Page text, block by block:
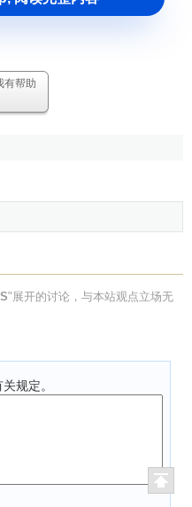
目形式的多样性、学院
互相借鉴优秀的实践经验
行评估认证。它不仅对学
有部门进行评估，包括科
求高质量的教学和与团体
。与商界的交流平台就是
重视高效率教学环境的建
学生管理和创业能力，增
求全方位的创新，包括项
名的中欧国际工商学院仅有
是从整体来评价认证对
目认证来说，EQUIS认证
证明其在本国内拥有高水
应密切联系，保持专业理
有帮助
"展开的讨论，与本站观点立场无
规定。